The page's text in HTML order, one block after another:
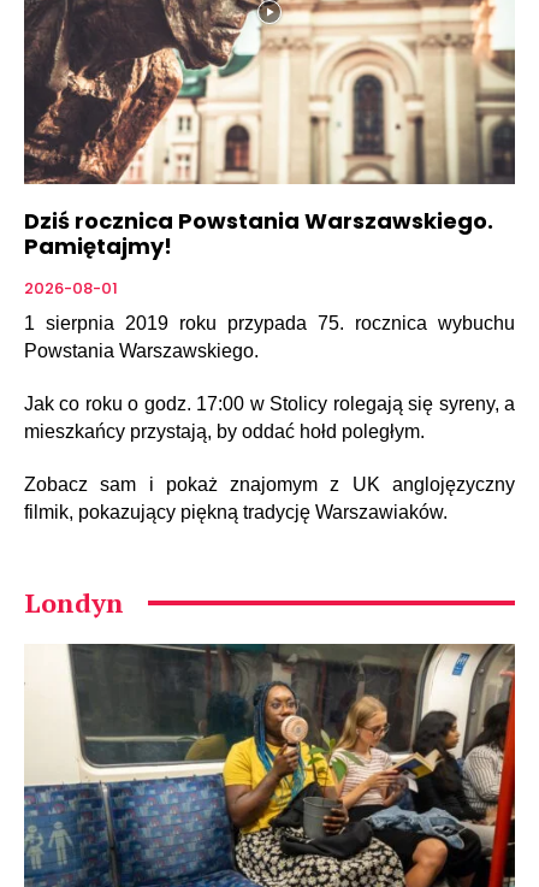
Dziś rocznica Powstania Warszawskiego.
Pamiętajmy!
2026-08-01
1 sierpnia 2019 roku przypada 75. rocznica wybuchu
Powstania Warszawskiego.
Jak co roku o godz. 17:00 w Stolicy rolegają się syreny, a
mieszkańcy przystają, by oddać hołd poległym.
Zobacz sam i pokaż znajomym z UK anglojęzyczny
filmik, pokazujący piękną tradycję Warszawiaków.
Londyn